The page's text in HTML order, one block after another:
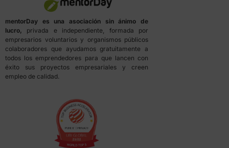
mentorDay es una asociación sin ánimo de
lucro, privada e independiente, formada por
empresarios voluntarios y organismos públicos
colaboradores que ayudamos gratuitamente a
todos los emprendedores para que lancen con
éxito sus proyectos empresariales y creen
empleo de calidad.